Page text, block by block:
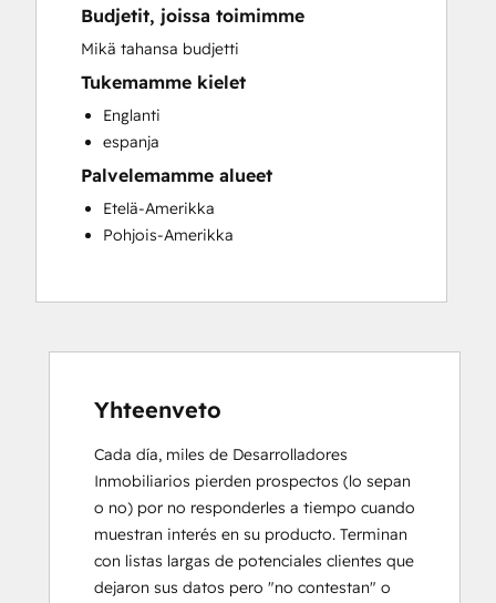
Budjetit, joissa toimimme
Mikä tahansa budjetti
Tukemamme kielet
Englanti
espanja
Palvelemamme alueet
Etelä-Amerikka
Pohjois-Amerikka
Yhteenveto
Cada día, miles de Desarrolladores
Inmobiliarios pierden prospectos (lo sepan
o no) por no responderles a tiempo cuando
muestran interés en su producto. Terminan
con listas largas de potenciales clientes que
dejaron sus datos pero "no contestan" o